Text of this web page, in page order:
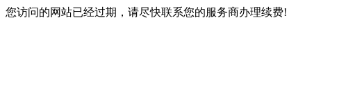
您访问的网站已经过期，请尽快联系您的服务商办理续费!